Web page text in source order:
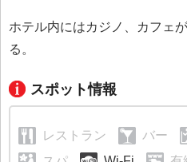
ホテル内にはカジノ、カフェ
る。
スポット情報
レストラン バー